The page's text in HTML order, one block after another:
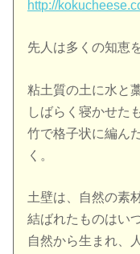
http://
先人は多くの知恵
粘土質の土に水と
しばらく寝かせた
竹で格子状に編ん
く。
土壁は、自然の素
結ばれたものはい
自然から生まれ、